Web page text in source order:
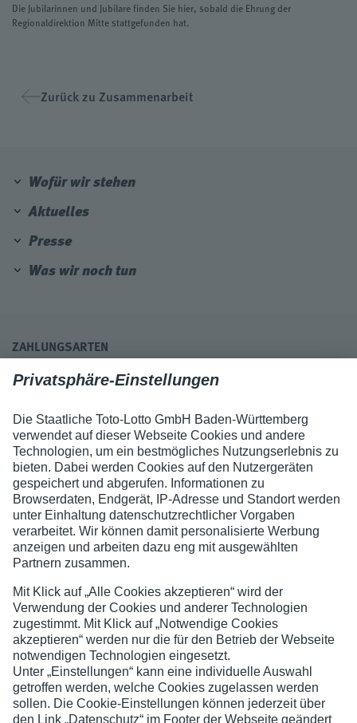
Die Jubilarinnen und Jubilare finden Sie hier, sobald die Ehrung der
Regionaldirektion Mitte stattgefunden hat.
Zurück zu Zusammenarbeit
Wofür wir stehen
Aktuelles
Presse
Was wir noch tun
ZAHLUNGSARTEN
ZERTIFIKATE
Lotto Baden-Württemberg verfügt über die notwendige
Erlaubnis, die angebotenen Produkte anzubieten. Die Aufsicht
für die Lotterien ist beim
Jugend- und SpielerschutzBarrierefreiheitSitemap
DatenschutzImpressum